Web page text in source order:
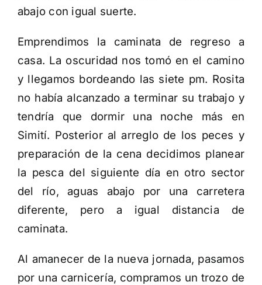
abajo con igual suerte.
Emprendimos la caminata de regreso a
casa. La oscuridad nos tomó en el camino
y llegamos bordeando las siete pm. Rosita
no había alcanzado a terminar su trabajo y
tendría que dormir una noche más en
Simití. Posterior al arreglo de los peces y
preparación de la cena decidimos planear
la pesca del siguiente día en otro sector
del río, aguas abajo por una carretera
diferente, pero a igual distancia de
caminata.
Al amanecer de la nueva jornada, pasamos
por una carnicería, compramos un trozo de